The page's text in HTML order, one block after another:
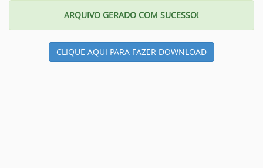
ARQUIVO GERADO COM SUCESSO!
CLIQUE AQUI PARA FAZER DOWNLOAD